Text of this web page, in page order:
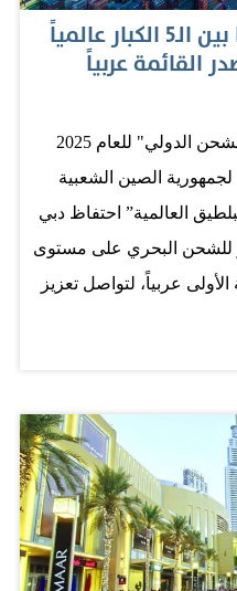
المباشر الجديدة،
حقيقية لرؤية
سديدة لصاحب السمو
رئيس الدولة، رئيس
الذي أراد لدبي أن تكون
ومنصة عالمية
هذا التميّز هو ثمرة…
دبي تحافظ على مكانتها بين الـ5 الكبار عالمياً
القائمة عربياً
أكد تقرير "مؤشر تطوير مراكز الشحن الدولي" للعام 2025
لجمهورية الصين الشعبية
العالمية” احتفاظ دبي
للشحن البحري على مستوى
عربياً، لتواصل تعزيز
والمنطقة الحرة عن
دبي ضمن المراكز الخمسة
عربياً في مؤشر تطوير مراكز
لعام 2025 إنجاز تحقق بفضل رؤية وتوجيهات
وتكامل أدوار ومسؤوليات